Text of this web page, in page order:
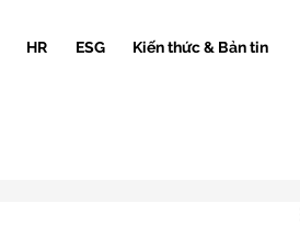
HR ESG Kiến thức & Bản tin